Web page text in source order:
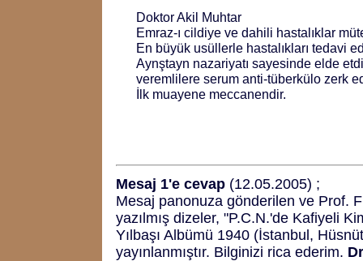
Doktor Akil Muhtar
Emraz-ı cildiye ve dahili hastalıklar
En büyük usüllerle hastalıkları tedavi
Aynştayn nazariyatı sayesinde elde
veremlilere serum anti-tüberkülo zerk
İlk muayene meccanendir.
Mesaj 1'e cevap (12.05.2005) ;
Mesaj panonuza gönderilen ve Prof.
yazılmış dizeler, "P.C.N.'de Kafiyeli
Yılbaşı Albümü 1940 (İstanbul,
yayınlanmıştır. Bilginizi rica ederim.